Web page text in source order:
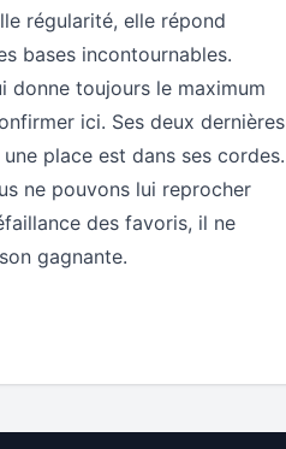
régularité, elle répond
bases incontournables.
donne toujours le maximum
ici. Ses deux dernières
place est dans ses cordes.
ne pouvons lui reprocher
des favoris, il ne
gagnante.